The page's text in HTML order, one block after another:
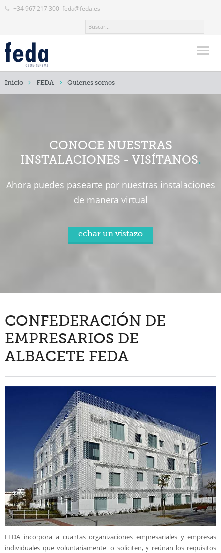
+34 967 217 300 feda@feda.es
Inicio
FEDA
Juntas Locales Delegaciones
Nuestro Equipo
Somos transparentes
Actualidad
Servicios
Valor añadido
Formación
Inicio FEDA Quienes somos
CONOCE NUESTRAS
INSTALACIONES - VISÍTANOS
Ahora puedes pasearte por nuestras instalaciones
de manera virtual
echar un vistazo
CONFEDERACIÓN DE
EMPRESARIOS DE
ALBACETE FEDA
FEDA incorpora a cuantas organizaciones empresariales y empresas
individuales que voluntariamente lo soliciten, y reúnan los requisitos